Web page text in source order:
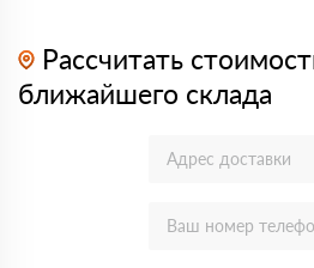
Рассчитать
ближайшего склада